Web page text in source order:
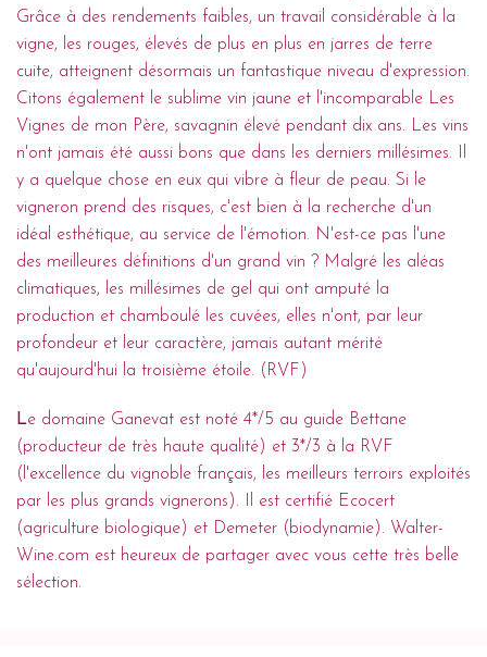
Grâce à des rendements faibles, un travail considérable à la
vigne, les rouges, élevés de plus en plus en jarres de terre
cuite, atteignent désormais un fantastique niveau d'expression.
Citons également le sublime vin jaune et l'incomparable Les
Vignes de mon Père, savagnin élevé pendant dix ans. Les vins
n'ont jamais été aussi bons que dans les derniers millésimes. Il
y a quelque chose en eux qui vibre à fleur de peau. Si le
vigneron prend des risques, c'est bien à la recherche d'un
idéal esthétique, au service de l'émotion. N'est-ce pas l'une
des meilleures définitions d'un grand vin ? Malgré les aléas
climatiques, les millésimes de gel qui ont amputé la
production et chamboulé les cuvées, elles n'ont, par leur
profondeur et leur caractère, jamais autant mérité
qu'aujourd'hui la troisième étoile. (RVF)
Le domaine Ganevat est noté 4*/5 au guide Bettane
(producteur de très haute qualité) et 3*/3 à la RVF
(l'excellence du vignoble français, les meilleurs terroirs exploités
par les plus grands vignerons). Il est certifié Ecocert
(agriculture biologique) et Demeter (biodynamie). Walter-
Wine.com est heureux de partager avec vous cette très belle
sélection.